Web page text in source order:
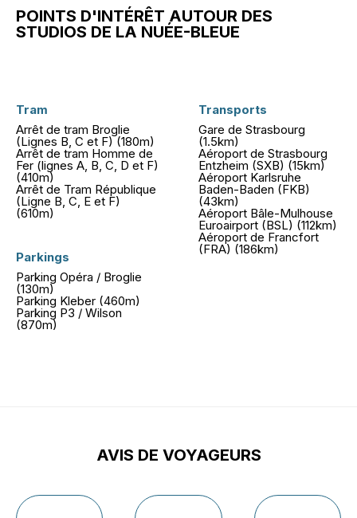
POINTS D'INTÉRÊT AUTOUR DES
STUDIOS DE LA NUÉE-BLEUE
Tram
Arrêt de tram Broglie
(Lignes B, C et F) (180m)
Arrêt de tram Homme de
Fer (lignes A, B, C, D et F)
(410m)
Arrêt de Tram République
(Ligne B, C, E et F)
(610m)
Parkings
Parking Opéra / Broglie
(130m)
Parking Kleber (460m)
Parking P3 / Wilson
(870m)
Transports
Gare de Strasbourg
(1.5km)
Aéroport de Strasbourg
Entzheim (SXB) (15km)
Aéroport Karlsruhe
Baden-Baden (FKB)
(43km)
Aéroport Bâle-Mulhouse
Euroairport (BSL) (112km)
Aéroport de Francfort
(FRA) (186km)
AVIS DE VOYAGEURS